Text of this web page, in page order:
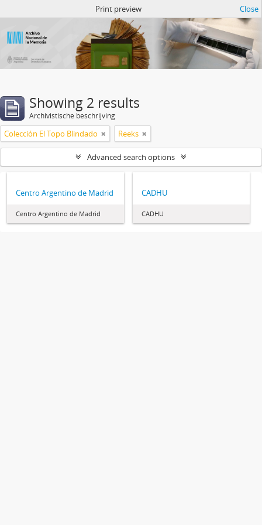
Print preview Close
Showing 2 results
Archivistische beschrijving
Colección El Topo Blindado Reeks
Advanced search options
Centro Argentino de Madrid
Centro Argentino de Madrid
CADHU
CADHU